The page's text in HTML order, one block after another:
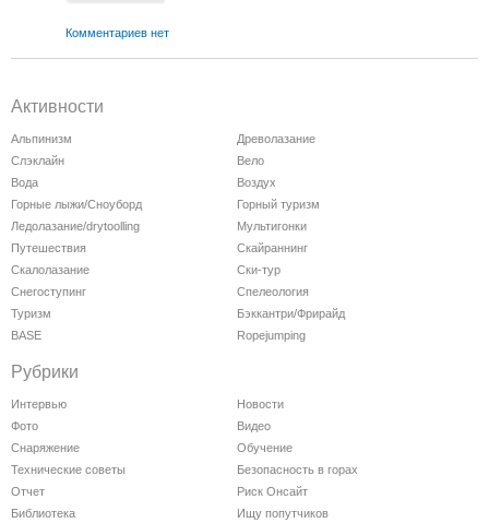
Комментариев нет
Активности
Альпинизм
Древолазание
Слэклайн
Вело
Вода
Воздух
Горные лыжи/Сноуборд
Горный туризм
Ледолазание/drytoolling
Мультигонки
Путешествия
Скайраннинг
Скалолазание
Ски-тур
Снегоступинг
Спелеология
Туризм
Бэккантри/Фрирайд
BASE
Ropejumping
Рубрики
Интервью
Новости
Фото
Видео
Снаряжение
Обучение
Технические советы
Безопасность в горах
Отчет
Риск Онсайт
Библиотека
Ищу попутчиков